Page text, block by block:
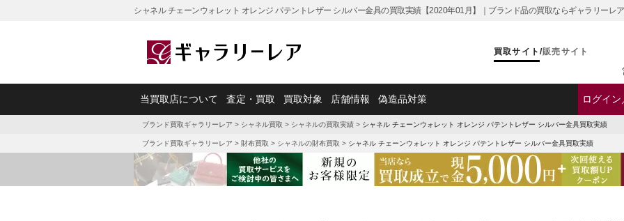
シャネル チェーンウォレット オレンジ パテントレザー シルバー金具の買取実績【2020年01月】｜ブランド品の買取ならギャラリーレア
買取サイト /販売サイト
当買取店について 査定・買取 買取対象 店舗情報 偽造品対策 ログイ
ブランド買取ギャラリーレア > シャネル買取 > シャネルの買取実績 > シャネル チェーンウォレット オレンジ パテントレザー シルバー金具買取実績
ブランド買取ギャラリーレア > 財布買取 > シャネルの財布買取 > シャネル チェーンウォレット オレンジ パテントレザー シルバー金具買取実績